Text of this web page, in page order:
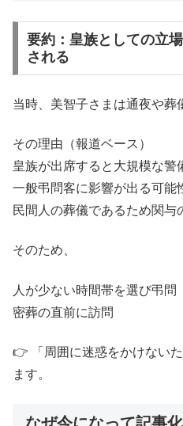
要約：皇族としての立
される
当時、美智子さまは通夜や葬
その理由（報道ベース）
皇族が出席すると大規模な警
一般弔問客に影響が出る可能
民間人の葬儀であるため関与
そのため、
人が少ない時間帯を選び弔問
密葬の直前に訪問
👉 「周囲に迷惑をかけない
ます。
なぜ今になって記事